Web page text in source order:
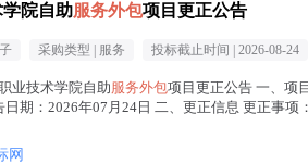
院自助服务外包项目更正公告
采购类型 | 服务 投标截止时间 | 2026-08-24
业技术学院自助服务外包项目更正公告 一、项
日期：2026年07月24日 二、更正信息 更正事
网